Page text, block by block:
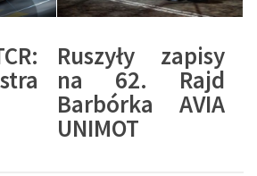
Ruszyły zapisy
na 62. Rajd
Barbórka AVIA
UNIMOT